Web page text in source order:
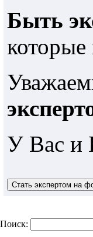
Быть
У Вас и
Поиск: